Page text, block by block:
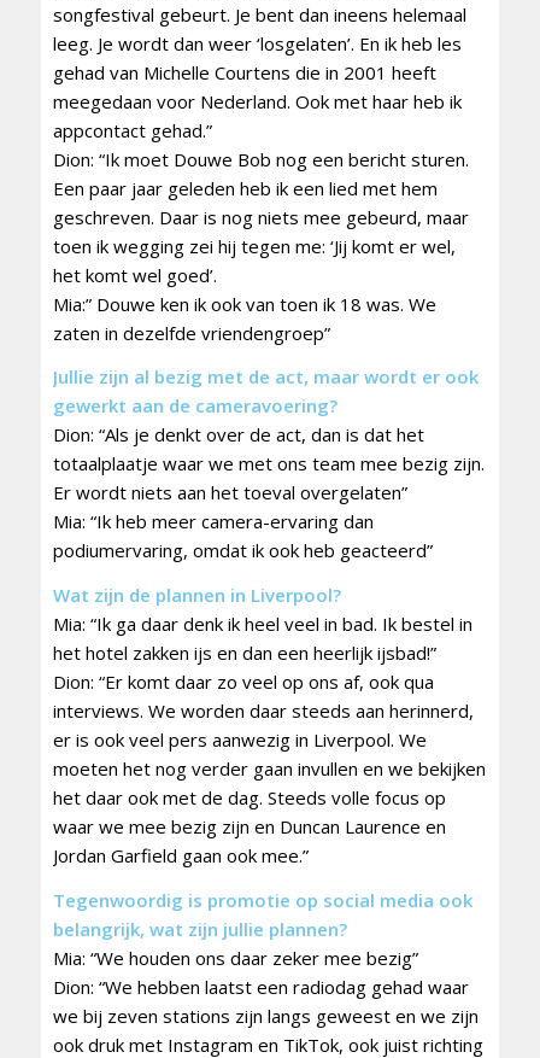
songfestival gebeurt. Je bent dan ineens helemaal
leeg. Je wordt dan weer ‘losgelaten’. En ik heb les
gehad van Michelle Courtens die in 2001 heeft
meegedaan voor Nederland. Ook met haar heb ik
appcontact gehad.”
Dion: “Ik moet Douwe Bob nog een bericht sturen.
Een paar jaar geleden heb ik een lied met hem
geschreven. Daar is nog niets mee gebeurd, maar
toen ik wegging zei hij tegen me: ‘Jij komt er wel,
het komt wel goed’.
Mia:” Douwe ken ik ook van toen ik 18 was. We
zaten in dezelfde vriendengroep”
Jullie zijn al bezig met de act, maar wordt er ook
gewerkt aan de cameravoering?
Dion: “Als je denkt over de act, dan is dat het
totaalplaatje waar we met ons team mee bezig zijn.
Er wordt niets aan het toeval overgelaten”
Mia: “Ik heb meer camera-ervaring dan
podiumervaring, omdat ik ook heb geacteerd”
Wat zijn de plannen in Liverpool?
Mia: “Ik ga daar denk ik heel veel in bad. Ik bestel in
het hotel zakken ijs en dan een heerlijk ijsbad!”
Dion: “Er komt daar zo veel op ons af, ook qua
interviews. We worden daar steeds aan herinnerd,
er is ook veel pers aanwezig in Liverpool. We
moeten het nog verder gaan invullen en we bekijken
het daar ook met de dag. Steeds volle focus op
waar we mee bezig zijn en Duncan Laurence en
Jordan Garfield gaan ook mee.”
Tegenwoordig is promotie op social media ook
belangrijk, wat zijn jullie plannen?
Mia: “We houden ons daar zeker mee bezig”
Dion: “We hebben laatst een radiodag gehad waar
we bij zeven stations zijn langs geweest en we zijn
ook druk met Instagram en TikTok, ook juist richting